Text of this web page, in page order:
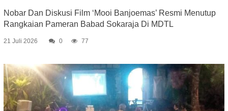
Nobar Dan Diskusi Film ‘Mooi Banjoemas’ Resmi Menutup
Rangkaian Pameran Babad Sokaraja Di MDTL
21 Juli 2026 0 77